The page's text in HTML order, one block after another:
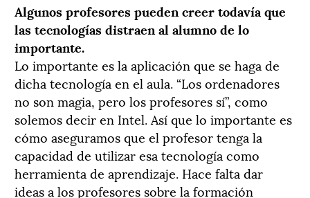
Algunos profesores pueden creer todavía que
las tecnologías distraen al alumno de lo
importante.
Lo importante es la aplicación que se haga de
dicha tecnología en el aula. “Los ordenadores
no son magia, pero los profesores sí”, como
solemos decir en Intel. Así que lo importante es
cómo aseguramos que el profesor tenga la
capacidad de utilizar esa tecnología como
herramienta de aprendizaje. Hace falta dar
ideas a los profesores sobre la formación